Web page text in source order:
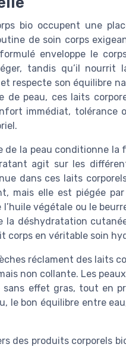
bio occupent une
de soin corps
enveloppe le
tandis qu’il nourrit
respecte son équilibre
de peau, ces laits
immédiat, tolérance
de la peau conditionne la
agit sur les
dans ces laits
mais elle est piégée
l’huile végétale ou le
la déshydratation
corps en véritable soin
réclament des laits
non collante. Les
sans effet gras, tout en
le bon équilibre entre
des produits corporels